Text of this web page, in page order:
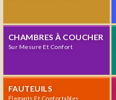
CHAMBRES À COUCHER
Sur Mesure Et Confort
FAUTEUILS
Élegants Et Confortables